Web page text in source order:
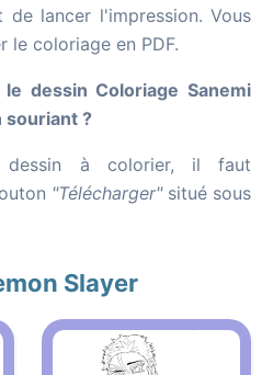
lancer l'impression. Vous
le coloriage en PDF.
dessin Coloriage Sanemi
souriant ?
dessin à colorier, il faut
"Télécharger"situé sous
Slayer